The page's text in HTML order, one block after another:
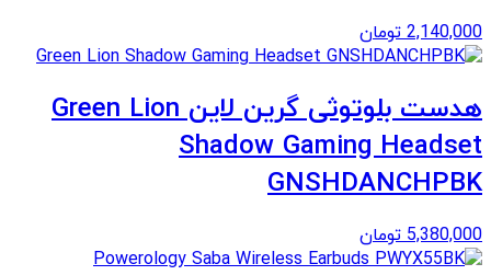
2,140,000 تومان
هدست بلوتوثی گرین لاین Green Lion
Shadow Gaming Headset
GNSHDANCHPBK
5,380,000 تومان